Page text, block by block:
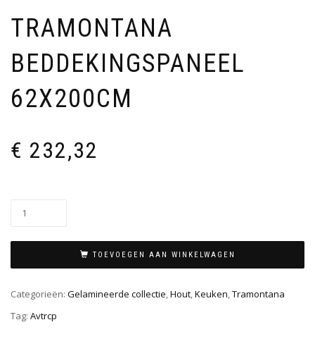
TRAMONTANA
BEDDEKINGSPANEEL
62X200CM
€ 232,32
TOEVOEGEN AAN WINKELWAGEN
Categorieën: Gelamineerde collectie,Hout,Keuken,Tramontana
Tag: Avtrcp